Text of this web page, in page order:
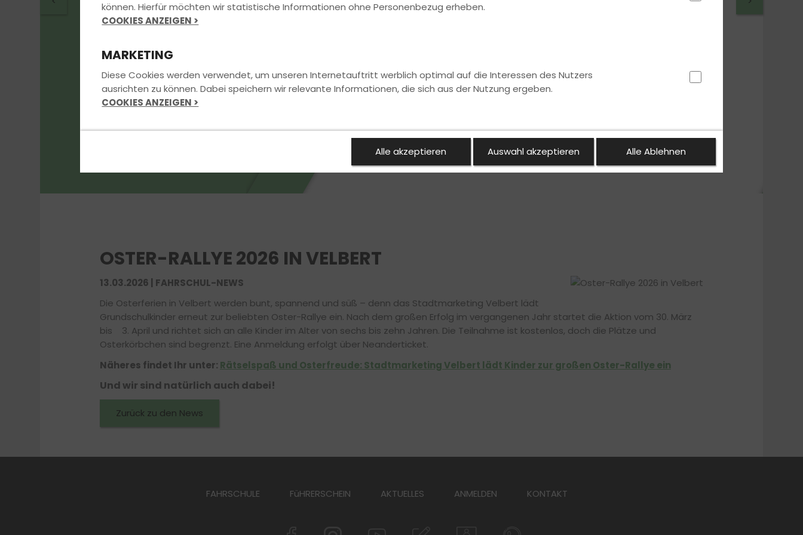
OSTER-RALLYE 2026 IN VELBERT
13.03.2026 | FAHRSCHUL-NEWS
Die Osterferien in Velbert werden bunt, spannend und süß – denn das Stadtmarketing Velbert lädt
Grundschulkinder erneut zur beliebten Oster-Rallye ein. Nach dem großen Erfolg im vergangenen Jahr startet die Aktion vom 30. März
bis 3. April und richtet sich an alle Kinder im Alter von sechs bis zehn Jahren. Die Teilnahme ist kostenlos, doch die Plätze und
Osterkörbchen sind begrenzt. Eine Anmeldung erfolgt über Neanderticket.
Näheres findet Ihr unter: Rätselspaß und Osterfreude: Stadtmarketing Velbert lädt Kinder zur großen Oster-Rallye ein
Und wir sind natürlich auch dabei!
Zurück zu den News
FAHRSCHULE FüHRERSCHEIN AKTUELLES ANMELDEN KONTAKT
können. Hierfür möchten wir statistische Informationen ohne Personenbezug erheben.
COOKIES ANZEIGEN >
MARKETING
Diese Cookies werden verwendet, um unseren Internetauftritt werblich optimal auf die Interessen des Nutzers
ausrichten zu können. Dabei speichern wir relevante Informationen, die sich aus der Nutzung ergeben.
COOKIES ANZEIGEN >
Alle akzeptieren Auswahl akzeptieren Alle Ablehnen